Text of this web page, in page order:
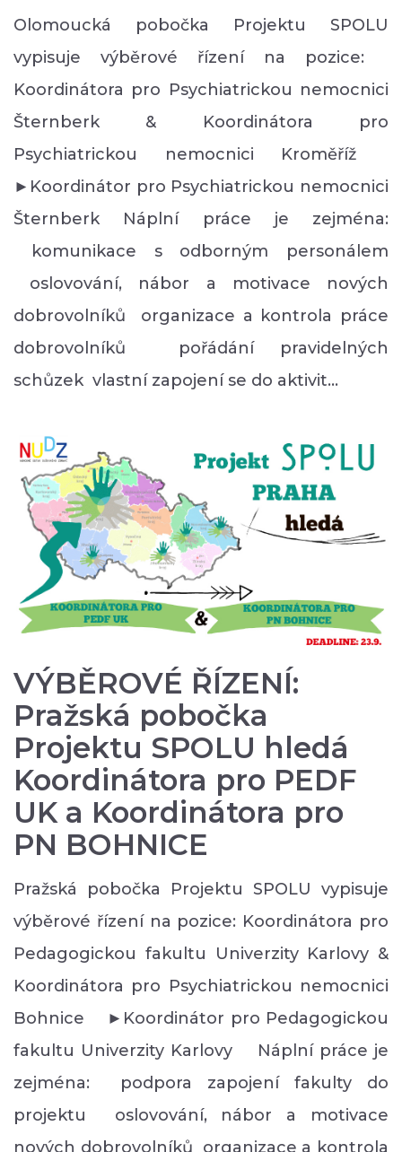
Olomoucká pobočka Projektu SPOLU
vypisuje výběrové řízení na pozice:
Koordinátora pro Psychiatrickou nemocnici
Šternberk & Koordinátora pro
Psychiatrickou nemocnici Kroměříž
►Koordinátor pro Psychiatrickou nemocnici
Šternberk Náplní práce je zejména:
komunikace s odborným personálem
oslovování, nábor a motivace nových
dobrovolníků organizace a kontrola práce
dobrovolníků pořádání pravidelných
schůzek vlastní zapojení se do aktivit…
VÝBĚROVÉ ŘÍZENÍ:
Pražská pobočka
Projektu SPOLU hledá
Koordinátora pro PEDF
UK a Koordinátora pro
PN BOHNICE
Pražská pobočka Projektu SPOLU vypisuje
výběrové řízení na pozice: Koordinátora pro
Pedagogickou fakultu Univerzity Karlovy &
Koordinátora pro Psychiatrickou nemocnici
Bohnice ►Koordinátor pro Pedagogickou
fakultu Univerzity Karlovy Náplní práce je
zejména: podpora zapojení fakulty do
projektu oslovování, nábor a motivace
nových dobrovolníků organizace a kontrola